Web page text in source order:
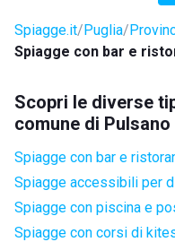
Spiagge.it Puglia
Spiagge con bar e
Scopri le diverse
comune di Pulsano
Spiagge con bar e
Spiagge accessibili per
Spiagge con piscina e
Spiagge con corsi di